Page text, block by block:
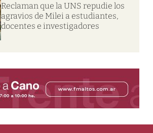
Reclaman que la UNS repudie los
agravios de Milei a estudiantes,
docentes e investigadores